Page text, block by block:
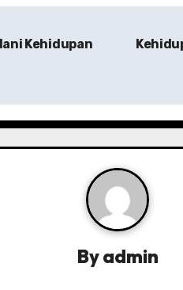
Kehidupan
Byadmin